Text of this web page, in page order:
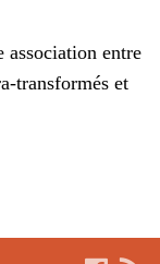
association entre
transformés et